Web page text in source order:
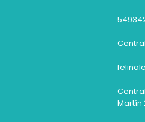
Martín